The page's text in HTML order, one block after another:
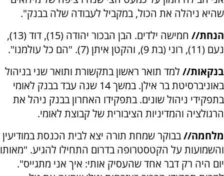
שהיא ניהלה את הכול, במקביל לעבודה שלה בבנק".
הנחת//
חמישה ילדים. הבן הבכור יהודה (15), דוד (13),
נעם (11), רוני (בת 9), והקטן איתן (7). "הם כל עולמנו".
בנקאות// למד תואר ראשון בתקשורת ותואר שני בניהול
באוניברסיטת בר אילן. במשך 14 שנה עבד בבנק לאומי
בתפקידי ניהול שונים. בתפקידו האחרון בבנק ניהל את
הרגולציה והמדיניות הציבורית של קבוצת לאומי.
מלחמה//בבוקר שמחת תורה יצא לבית הכנסת במודיעין
והשמועות על הקטסטרופה בדרום התחילו להגיע. "מאותו
יום היה רק דבר אחד שהעסיק אותי: איך אני מתגייס".